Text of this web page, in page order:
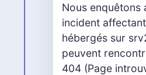
Nous enquêtons
incident
hébergés sur
peuvent
404 (Page